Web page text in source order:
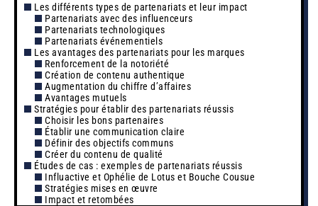
Les différents types de partenariats et leur impact
Partenariats avec des influenceurs
Partenariats technologiques
Partenariats événementiels
Les avantages des partenariats pour les marques
Renforcement de la notoriété
Création de contenu authentique
Augmentation du chiffre d’affaires
Avantages mutuels
Stratégies pour établir des partenariats réussis
Choisir les bons partenaires
Établir une communication claire
Définir des objectifs communs
Créer du contenu de qualité
Études de cas : exemples de partenariats réussis
Influactive et Ophélie de Lotus et Bouche Cousue
Stratégies mises en œuvre
Impact et retombées